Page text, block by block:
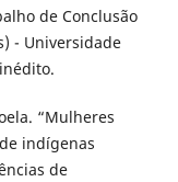
de Conclusão
- Universidade
“Mulheres
indígenas
de